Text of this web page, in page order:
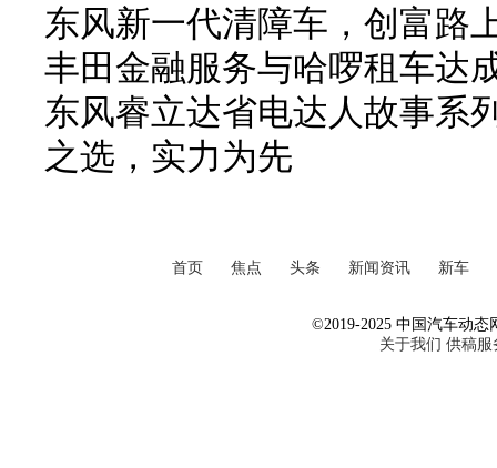
东风新一代清障车，创富路
丰田金融服务与哈啰租车达
东风睿立达省电达人故事系
之选，实力为先
首页 焦点 头条 新闻资讯 新车
©2019-2025 中国汽车动态
关于我们 供稿服